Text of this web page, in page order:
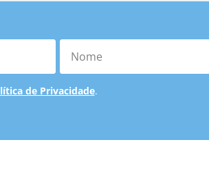
Nome
de Privacidade.